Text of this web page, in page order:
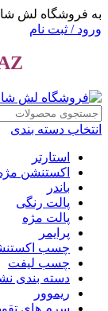
به فروشگاه لش
ورود / ثبت نام
انتخاب دسته بندی
استارتر
اکستنشن
باندر
پالت رنگی
پالت مژه
پرایمر
چسب
چسب لیفت
دسته بندی
ریموور
سرم های